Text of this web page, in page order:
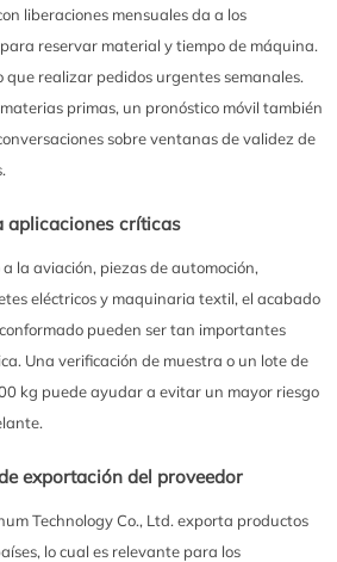
liberaciones mensuales da a los
reservar material y tiempo de máquina.
que realizar pedidos urgentes semanales.
primas, un pronóstico móvil también
sobre ventanas de validez de
aplicaciones críticas
la aviación, piezas de automoción,
eléctricos y maquinaria textil, el acabado
pueden ser tan importantes
Una verificación de muestra o un lote de
kg puede ayudar a evitar un mayor riesgo
exportación del proveedor
Technology Co., Ltd. exporta productos
lo cual es relevante para los